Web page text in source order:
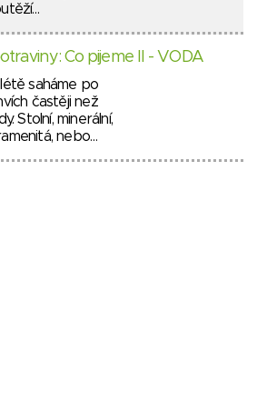
Co pijeme II - VODA
saháme po
častěji než
Stolní, minerální,
nebo…